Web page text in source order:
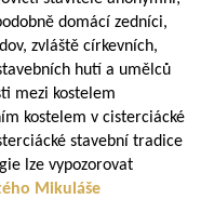
domácí zedníci,
zvláště církevních,
hutí a umělců
mezi kostelem
kostelem v cisterciácké
stavební tradice
lze vypozorovat
Mikuláše